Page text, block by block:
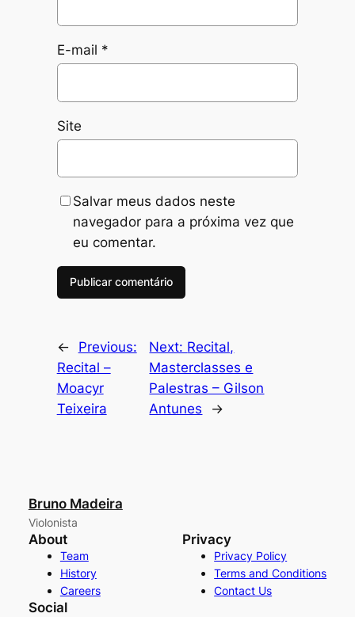
E-mail *
Site
Salvar meus dados neste
navegador para a próxima vez que
eu comentar.
←
Previous:
Recital –
Moacyr
Teixeira
Next: Recital,
Masterclasses e
Palestras – Gilson
Antunes
→
Bruno Madeira
Violonista
About
Team
History
Careers
Privacy
Privacy Policy
Terms and Conditions
Contact Us
Social